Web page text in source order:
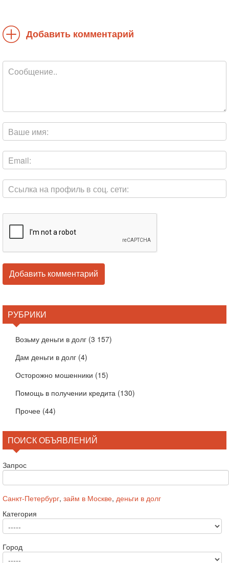
Добавить комментарий
РУБРИКИ
Возьму деньги в долг (3 157)
Дам деньги в долг (4)
Осторожно мошенники (15)
Помощь в получении кредита (130)
Прочее (44)
ПОИСК ОБЪЯВЛЕНИЙ
Запрос
Санкт-Петербург, займ в Москве, деньги в долг
Категория
Город